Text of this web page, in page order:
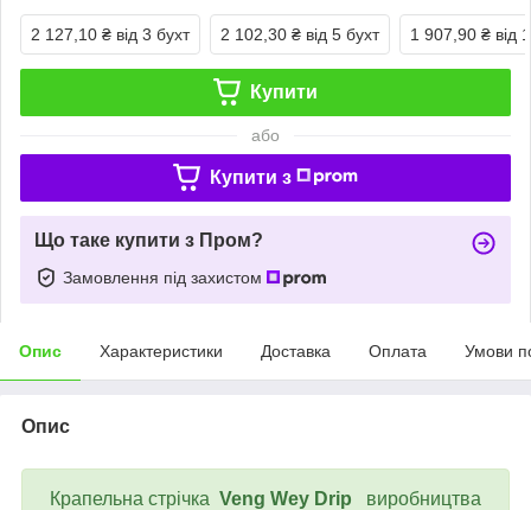
2 127,10 ₴ від 3 бухт 2 102,30 ₴ від 5 бухт 1 907,90 ₴ від
Купити
або
Купити з
Що таке купити з Пром?
Замовлення під захистом
Опис Характеристики Доставка Оплата Умови
Опис
Крапельна стрічка Veng Wey Drip виробництва